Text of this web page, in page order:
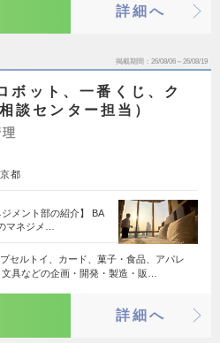
詳細へ
掲載期間 26/08/06～26/08/19
ボット、一番くじ、ク
談センター担当）
都
ジメント部の紹介】 BA
マネジメ…
セルトイ、カード、菓子・食品、アパレ
具などの企画・開発・製造・販…
詳細へ